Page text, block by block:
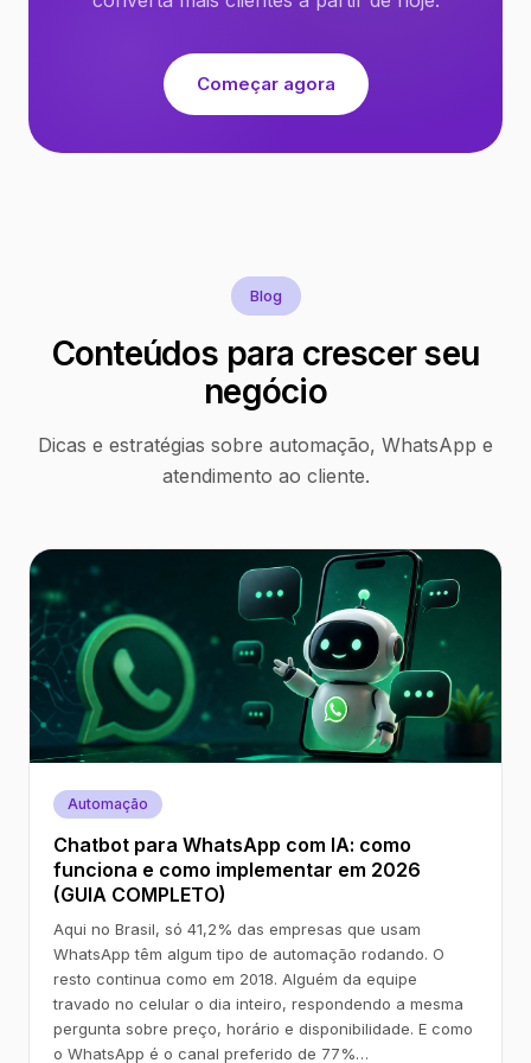
Começar agora
Blog
Conteúdos para crescer seu
negócio
Dicas e estratégias sobre automação, WhatsApp e
atendimento ao cliente.
Automação
Chatbot para WhatsApp com IA: como
funciona e como implementar em 2026
(GUIA COMPLETO)
Aqui no Brasil, só 41,2% das empresas que usam
WhatsApp têm algum tipo de automação rodando. O
resto continua como em 2018. Alguém da equipe
travado no celular o dia inteiro, respondendo a mesma
pergunta sobre preço, horário e disponibilidade. E como
o WhatsApp é o canal preferido de 77%…